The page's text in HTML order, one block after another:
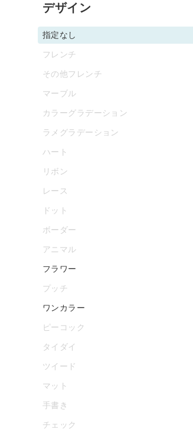
デザイン
指定なし
フレンチ
その他フレンチ
マーブル
カラーグラデーション
ラメグラデーション
ハート
リボン
レース
ドット
ボーダー
アニマル
フラワー
プッチ
ワンカラー
ピーコック
タイダイ
ツイード
マット
手書き
チェック